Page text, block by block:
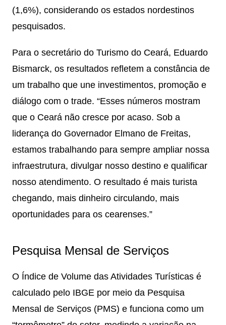
(1,6%), considerando os estados nordestinos
pesquisados.
Para o secretário do Turismo do Ceará, Eduardo
Bismarck, os resultados refletem a constância de
um trabalho que une investimentos, promoção e
diálogo com o trade. “Esses números mostram
que o Ceará não cresce por acaso. Sob a
liderança do Governador Elmano de Freitas,
estamos trabalhando para sempre ampliar nossa
infraestrutura, divulgar nosso destino e qualificar
nosso atendimento. O resultado é mais turista
chegando, mais dinheiro circulando, mais
oportunidades para os cearenses.”
Pesquisa Mensal de Serviços
O Índice de Volume das Atividades Turísticas é
calculado pelo IBGE por meio da Pesquisa
Mensal de Serviços (PMS) e funciona como um